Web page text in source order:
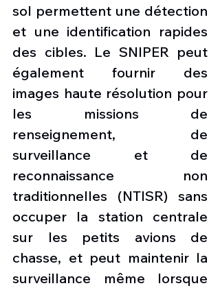
sol permettent une détection
et une identification rapides
des cibles. Le SNIPER peut
également fournir des
images haute résolution pour
les missions de
renseignement, de
surveillance et de
reconnaissance non
traditionnelles (NTISR) sans
occuper la station centrale
sur les petits avions de
chasse, et peut maintenir la
surveillance même lorsque